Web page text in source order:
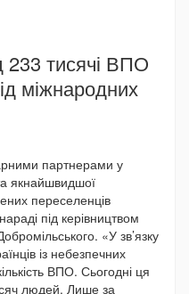
233 тисячі ВПО
міжнародних
партнерами у
якнайшвидшої
переселенців
під керівництвом
«У зв’язку
із небезпечних
ВПО. Сьогодні ця
людей. Лише за